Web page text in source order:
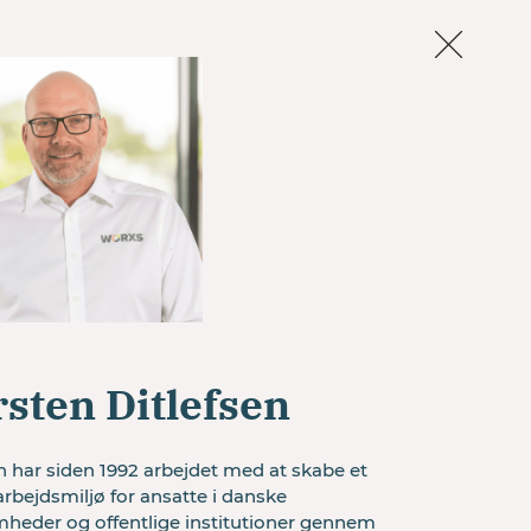
Artikler
Ditlefsen
har siden 1992 arbejdet med at skabe et
for ansatte i danske
og offentlige institutioner gennem
du ikke lige ved
partnere hjælpe med at